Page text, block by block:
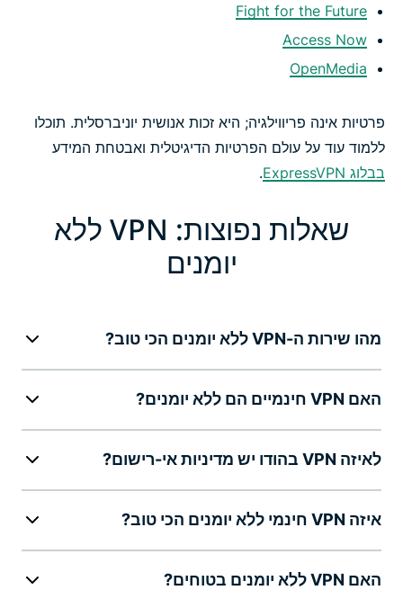
Fight for the Future
Access Now
OpenMedia
פרטיות אינה פריווילגיה; היא זכות אנושית יוניברסלית. תוכלו
ללמוד עוד על עולם הפרטיות הדיגיטלית ואבטחת המידע
בבלוג ExpressVPN
.
שאלות נפוצות: VPN ללא
יומנים
מהו שירות ה-VPN ללא יומנים הכי טוב?
האם VPN חינמיים הם ללא יומנים?
לאיזה VPN בהודו יש מדיניות אי-רישום?
איזה VPN חינמי ללא יומנים הכי טוב?
האם VPN ללא יומנים בטוחים?